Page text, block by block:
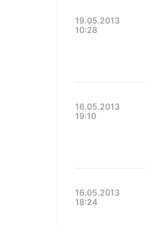
19.05.2013
10:28
16.05.2013
19:10
16.05.2013
18:24